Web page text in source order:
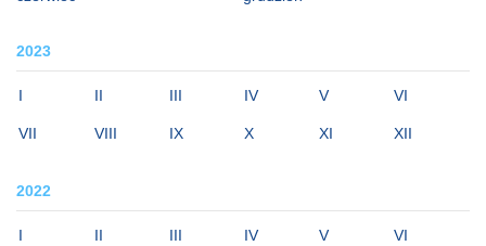
2023
I II III IV V VI
VII VIII IX X XI XII
2022
I II III IV V VI